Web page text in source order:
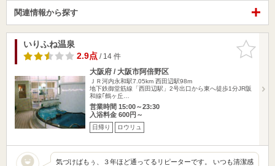
関連情報から探す
お気に入
りに追加
いりふね温泉
2.9点/ 14 件
大阪府 / 大阪市阿倍野区
ＪＲ河内永和駅7.05km 西田辺駅98m
地下鉄御堂筋線「西田辺駅」2号出口から東へ徒歩1分JR阪
和線｢鶴ヶ丘…
営業時間 15:00～23:30
入浴料金 600円～
日帰り ロウリュ
気づけばもぅ、３年ほど通ってるリピーターです。 いつも清潔感